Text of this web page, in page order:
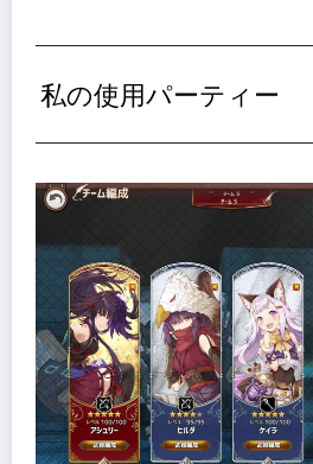
私の使用パーティー